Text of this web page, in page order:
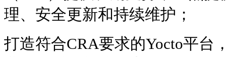
理、安全更新和持续维护；
打造符合CRA要求的Yocto平台